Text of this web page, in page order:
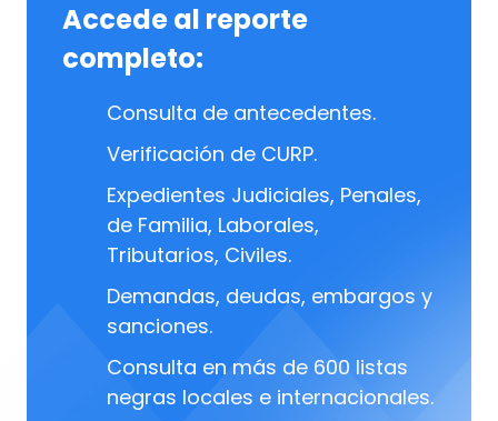
Accede al reporte
completo:
Consulta de antecedentes.
Verificación de CURP.
Expedientes Judiciales, Penales,
de Familia, Laborales,
Tributarios, Civiles.
Demandas, deudas, embargos y
sanciones.
Consulta en más de 600 listas
negras locales e internacionales.